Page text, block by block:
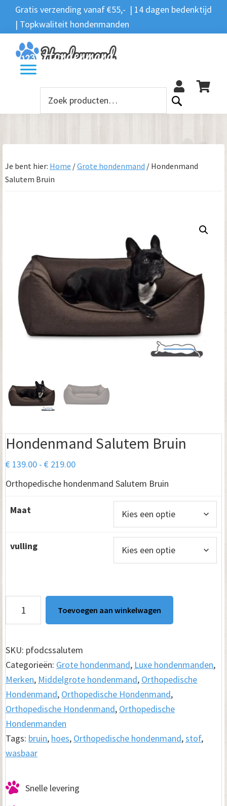
Spring
naar
de
hoofdnavigatie
Door
naar
de
hoofd
inhoud
Spring
naar
de
voettekst
Gratis verzending vanaf €55,- | 14 dagen bedenktijd
| Topkwaliteit hondenmanden
Zoeken
Zoeken
naar:
Je bent hier: Home /Grote hondenmand / Hondenmand
Salutem Bruin
Hondenmand Salutem Bruin
€ 139.00 - € 219.00Prijsklasse:
€ 139.00
Orthopedische hondenmand Salutem Bruin
Maat
vulling
Salutem
aantal
Toevoegen aan winkelwagen
SKU: pfodcssalutem
Categorieën: Grote hondenmand, Luxe hondenmanden,
Merken, Middelgrote hondenmand, Orthopedische
Hondenmand, Orthopedische Hondenmand,
Orthopedische Hondenmand, Orthopedische
Hondenmanden
Tags: bruin, hoes, Orthopedische hondenmand,stof,
wasbaar
Snelle levering